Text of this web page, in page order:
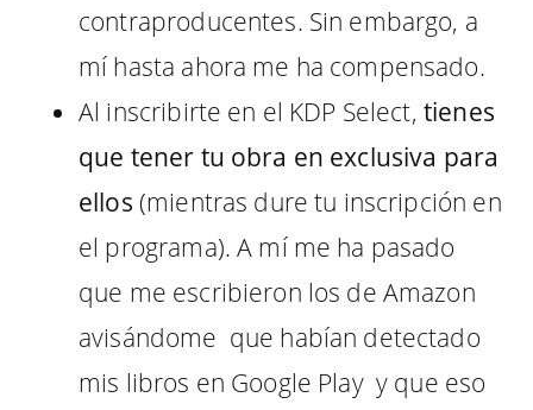
contraproducentes. Sin embargo, a
mí hasta ahora me ha compensado.
Al inscribirte en el KDP Select, tienes
que tener tu obra en exclusiva para
ellos (mientras dure tu inscripción en
el programa). A mí me ha pasado
que me escribieron los de Amazon
avisándome que habían detectado
mis libros en Google Play y que eso